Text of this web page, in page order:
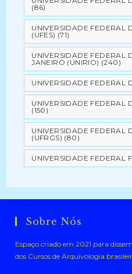
(86)
UNIVERSIDADE FEDERAL
(UFES) (71)
UNIVERSIDADE FEDERAL
JANEIRO (UNIRIO) (240)
UNIVERSIDADE FEDERAL
UNIVERSIDADE FEDERAL
(150)
UNIVERSIDADE FEDERAL
(UFRGS) (80)
UNIVERSIDADE FEDERAL
Sobre Nós
Espaço criado em 2021 para
dos Cursos de Arquivologia